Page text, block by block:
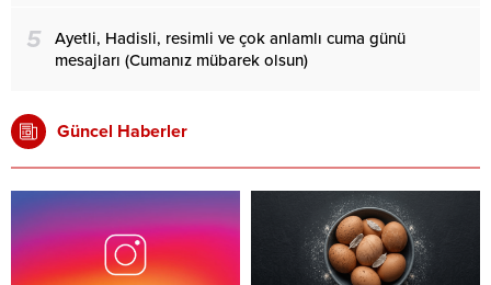
5
Ayetli, Hadisli, resimli ve çok anlamlı cuma günü
mesajları (Cumanız mübarek olsun)
Güncel Haberler